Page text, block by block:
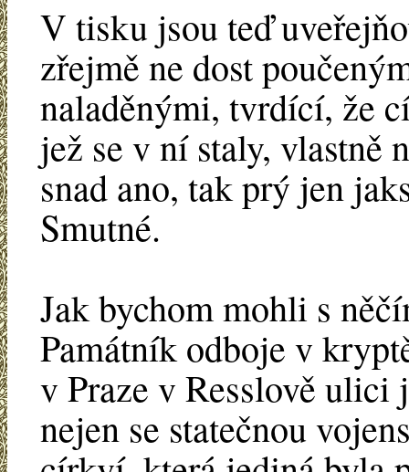
V tisku jsou teď
zřejmě ne dost
naladěnými, tvrdící, že
jež se v ní staly, vlastně
snad ano, tak prý jen
Smutné.
Jak bychom mohli s
Památník odboje v
v Praze v Resslově ulici
nejen se statečnou